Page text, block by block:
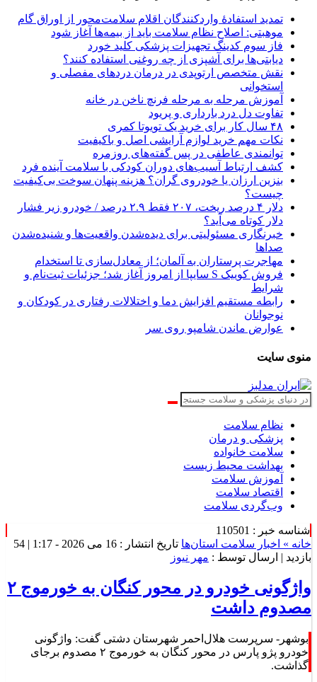
تمدید استفادۀ واردکنندگان اقلام سلامت‌محور از اوراق گام
موهبتی: اصلاح نظام سلامت باید از بیمه‌ها آغاز شود
فاز سوم کدینگ تجهیزات پزشکی کلید خورد
دیابتی‌ها برای آشپزی از چه روغنی استفاده کنند؟
نقش متخصص ارتوپدی در درمان دردهای مفصلی و
استخوانی
آموزش مرحله به مرحله فرنچ ناخن در خانه
تفاوت دل درد بارداری و پریود
۴۸ سال کار برای خرید یک تویوتا کمری
نکات مهم خرید لوازم آرایشی اصل و باکیفیت
توانمندی عاطفی در پس گفته‌های روزمره
کشف ارتباط آسیب‌های دوران کودکی با سلامت آینده فرد
بنزین ارزان یا خودروی گران؟ هزینه پنهان سوخت بی‌کیفیت
چیست؟
دلار ۴ درصد ریخت، ۲۰۷ فقط ۲.۹ درصد / خودرو زیر فشار
دلار کوتاه می‌آید؟
خبرنگاری مسئولیتی برای دیده‌شدن واقعیت‌ها و شنیده‌شدن
صداها
مهاجرت پرستاران به آلمان؛ از معادل‌سازی تا استخدام
فروش کوییک S سایپا از امروز آغاز شد؛ جزئیات ثبت‌نام و
شرایط
رابطه مستقیم افزایش دما و اختلالات رفتاری در کودکان و
نوجوانان
عوارض ماندن شامپو روی سر
منوی سایت
نظام سلامت
پزشکی و درمان
سلامت خانواده
بهداشت محیط زیست
آموزش سلامت
اقتصاد سلامت
وب‌گردی سلامت
شناسه خبر : 110501
خانه » اخبار سلامت استان‌ها تاریخ انتشار : 16 می 2026 - 1:17 |
54
بازدید | ارسال توسط : مهر نیوز
واژگونی خودرو در محور کنگان به خورموج ۲
مصدوم داشت
بوشهر- سرپرست هلال‌احمر شهرستان دشتی گفت: واژگونی
خودرو پژو پارس در محور کنگان به خورموج ۲ مصدوم برجای
گذاشت.